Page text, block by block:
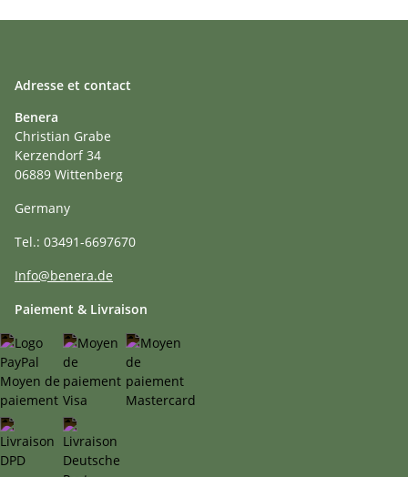
Adresse et contact
Benera
Christian Grabe
Kerzendorf 34
06889 Wittenberg
Germany
Tel.: 03491-6697670
Info@benera.de
Paiement & Livraison